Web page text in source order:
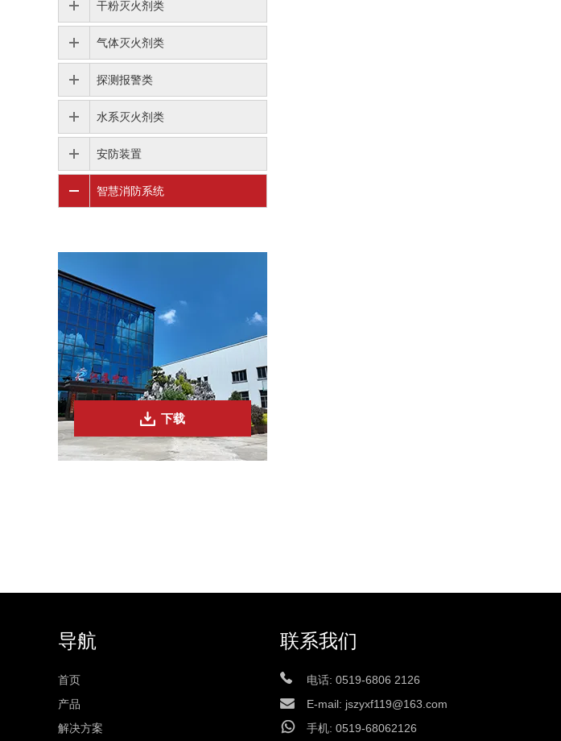
干粉灭火剂类
气体灭火剂类
探测报警类
水系灭火剂类
安防装置
智慧消防系统
下载
导航
首页
产品
解决方案
联系我们
电话: 0519-6806 2126
E-mail: jszyxf119@163.com
手机: 0519-68062126